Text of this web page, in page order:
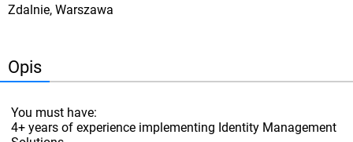
Zdalnie, Warszawa
Opis
You must have:
4+ years of experience implementing Identity Management